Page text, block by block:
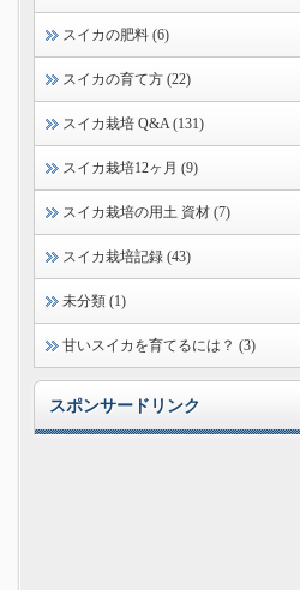
スイカの肥料 (6)
スイカの育て方 (22)
スイカ栽培 Q&A (131)
スイカ栽培12ヶ月 (9)
スイカ栽培の用土 資材 (7)
スイカ栽培記録 (43)
未分類 (1)
甘いスイカを育てるには？ (3)
スポンサードリンク